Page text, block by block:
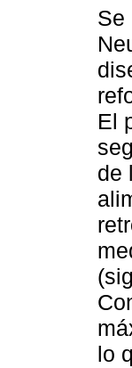
Se
El
de
lo